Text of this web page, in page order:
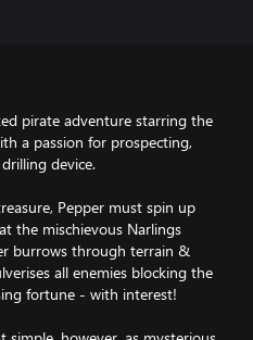
pirate adventure starring the
a passion for prospecting,
device.
Pepper must spin up
the mischievous Narlings
burrows through terrain &
all enemies blocking the
fortune - with interest!